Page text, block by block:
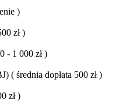
)
zł)
- 1 000 zł)
( średnia dopłata 500 zł)
zł)